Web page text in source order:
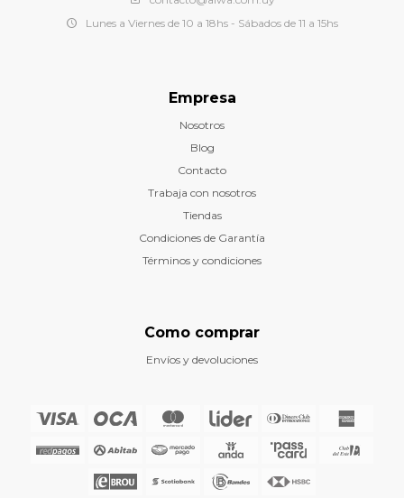
Lunes a Viernes de 10 a 18hs - Sábados de 11 a 15hs
Empresa
Nosotros
Blog
Contacto
Trabaja con nosotros
Tiendas
Condiciones de Garantía
Términos y condiciones
Como comprar
Envíos y devoluciones